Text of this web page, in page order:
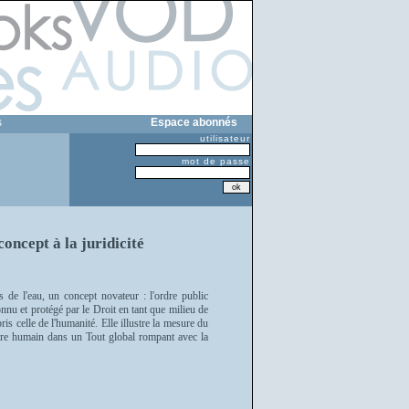
Espace abonnés
utilisateur
mot de passe
à la juridicité
de l'eau, un concept novateur : l'ordre public
et protégé par le Droit en tant que milieu de
celle de l'humanité. Elle illustre la mesure du
humain dans un Tout global rompant avec la